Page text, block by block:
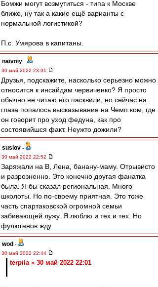
Бомжи могут возмутиться - типа к Москве
ближе, ну так а какие ещё варианты с
нормальной логистикой?
П.с. Умярова в капитаны.
naivniy -
30 май 2022 23:01
Друзья, подскажите, насколько серьезно можно
относится к инсайдам червиченко? Я просто
обычно не читаю его пасквили, но сейчас на
глаза попалось высказывание на Чемп.ком, где
он говорит про уход федуна, как про
состоявийшся факт. Неужто дожили?
suslov -
30 май 2022 22:52
Заряжали на В, Лена, банану-маму. Отрывисто
и разрозненно. Это конечно другая фанатка
была. Я бы сказал региональная. Много
школоты. Но по-своему приятная. Это тоже
часть спартаковской огромной семьи
забивающей лужу. Я люблю и тех и тех. Но
фулюганов жду
wod -
30 май 2022 22:44
terpila » 30 май 2022 22:01